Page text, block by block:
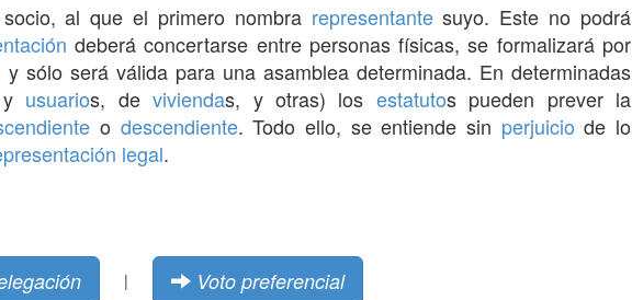
al que el primero nombra representantesuyo. Este no podrá
deberá concertarse entre personas físicas, se formalizará por
y sólo será válida para una asamblea determinada. En determinadas
usuarios, deviviendas, y otras) los estatutos pueden prever la
o descendiente. Todo ello, se entiende sin perjuicio de lo
legal.
| Voto preferencial